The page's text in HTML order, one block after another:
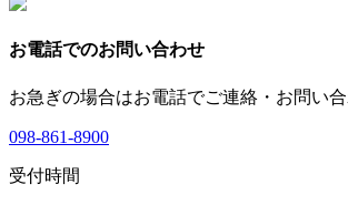
お電話でのお問い合わせ
お急ぎの場合はお電話でご連絡・お問い合
098-861-8900
受付時間